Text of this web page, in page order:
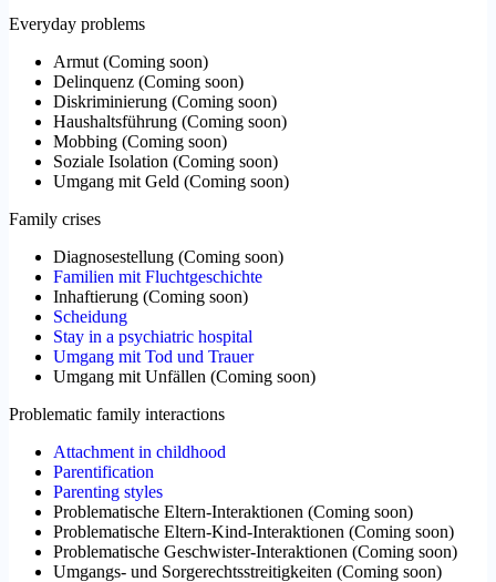
Everyday problems
Armut (Coming soon)
Delinquenz (Coming soon)
Diskriminierung (Coming soon)
Haushaltsführung (Coming soon)
Mobbing (Coming soon)
Soziale Isolation (Coming soon)
Umgang mit Geld (Coming soon)
Family crises
Diagnosestellung (Coming soon)
Familien mit Fluchtgeschichte
Inhaftierung (Coming soon)
Scheidung
Stay in a psychiatric hospital
Umgang mit Tod und Trauer
Umgang mit Unfällen (Coming soon)
Problematic family interactions
Attachment in childhood
Parentification
Parenting styles
Problematische Eltern-Interaktionen (Coming soon)
Problematische Eltern-Kind-Interaktionen (Coming soon)
Problematische Geschwister-Interaktionen (Coming soon)
Umgangs- und Sorgerechtsstreitigkeiten (Coming soon)